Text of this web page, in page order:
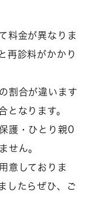
料金が異なりま
再診料がかかり
割合が違います
となります。
護・ひとり親0
せん。
意しておりま
したらぜひ、ご